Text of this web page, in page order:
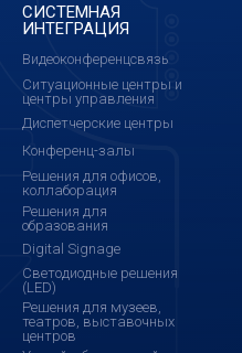
СИСТЕМНАЯ
ИНТЕГРАЦИЯ
Видеоконференцсвязь
Ситуационные центры и
центры управления
Диспетчерские центры
Конференц-залы
Решения для офисов,
коллаборация
Решения для
образования
Digital Signage
Светодиодные решения
(LED)
Решения для музеев,
театров, выставочных
центров